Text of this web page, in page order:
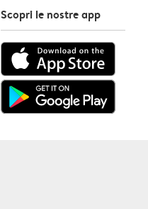
Scopri le nostre app